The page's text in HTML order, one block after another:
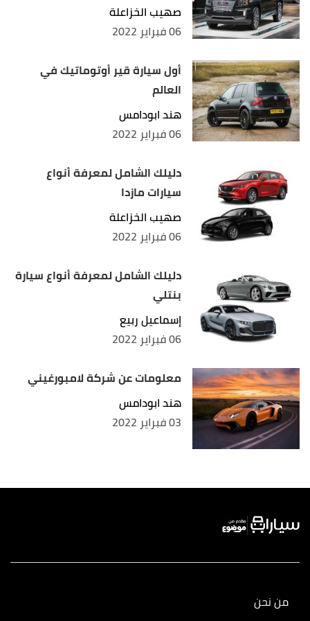
صهيب الخزاعلة
06 فبراير 2022
أول سيارة قير أوتوماتيك في
العالم
هند ابودامس
06 فبراير 2022
دليلك الشامل لمعرفة أنواع
سيارات مازدا
صهيب الخزاعلة
06 فبراير 2022
دليلك الشامل لمعرفة أنواع سيارة
بنتلي
إسماعيل ربيع
06 فبراير 2022
معلومات عن شركة لامبورغيني
هند ابودامس
03 فبراير 2022
من نحن